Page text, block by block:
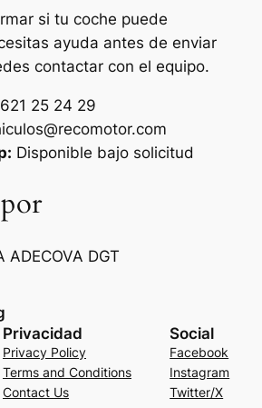
si tu coche puede
ayuda antes de enviar
contactar con el equipo.
621 25 24 29
Disponible bajo solicitud
ADECOVA DGT
Privacidad
Privacy Policy
Terms and Conditions
Contact Us
Social
Facebook
Instagram
Twitter/X